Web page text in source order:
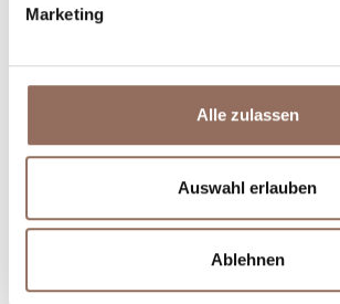
Marketing
Alle zulassen
Auswahl erlauben
Ablehnen